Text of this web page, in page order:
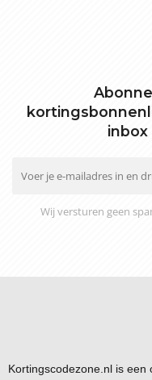
Wij versturen geen
Kortingscodezone.nl is een